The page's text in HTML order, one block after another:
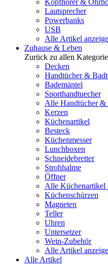
Kopfhörer &
Lautsprecher
Powerbanks
USB
Alle Artikel
Zuhause & Leben
Zurück zu allen
Decken
Handtücher &
Bademäntel
Sporthandtuecher
Alle Handtücher &
Kerzen
Küchenartikel
Besteck
Küchenmesser
Lunchboxen
Schneidebretter
Strohhalme
Öffner
Alle Küchenartikel
Küchenschürzen
Magneten
Teller
Uhren
Untersetzer
Wein-Zubehör
Alle Artikel
Alle Artikel